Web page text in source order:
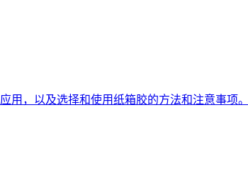
，以及选择和使用纸箱胶的方法和注意事项